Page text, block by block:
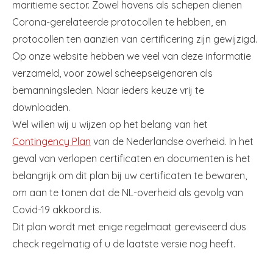
maritieme sector. Zowel havens als schepen dienen
Corona-gerelateerde protocollen te hebben, en
protocollen ten aanzien van certificering zijn gewijzigd.
Op onze website hebben we veel van deze informatie
verzameld, voor zowel scheepseigenaren als
bemanningsleden. Naar ieders keuze vrij te
downloaden.
Wel willen wij u wijzen op het belang van het
Contingency Plan van de Nederlandse overheid. In het
geval van verlopen certificaten en documenten is het
belangrijk om dit plan bij uw certificaten te bewaren,
om aan te tonen dat de NL-overheid als gevolg van
Covid-19 akkoord is.
Dit plan wordt met enige regelmaat gereviseerd dus
check regelmatig of u de laatste versie nog heeft.